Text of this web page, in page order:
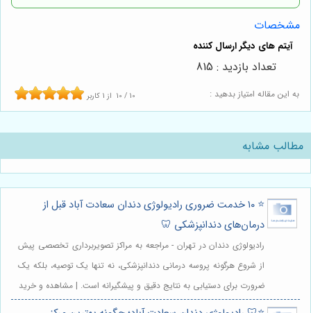
مشخصات
به این مقاله امتیاز بدهید : 10 / 10 از 1 کاربر
تعداد بازدید : 815
مطالب مشابه
⭐️ ۱۰ خدمت ضروری رادیولوژی دندان سعادت آباد قبل از
درمان‌های دندانپزشکی 🦷
رادیولوژی دندان در تهران - مراجعه به مراکز تصویربرداری تخصصی پیش
از شروع هرگونه پروسه درمانی دندانپزشکی، نه تنها یک توصیه، بلکه یک
ضرورت برای دستیابی به نتایج دقیق و پیشگیرانه است. | مشاهده و خرید